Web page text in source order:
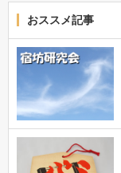
おススメ記事